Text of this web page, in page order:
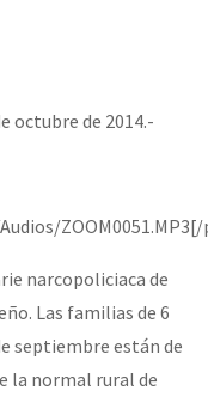
octubre de 2014.-
narcopoliciaca de
Las familias de 6
septiembre están de
la normal rural de